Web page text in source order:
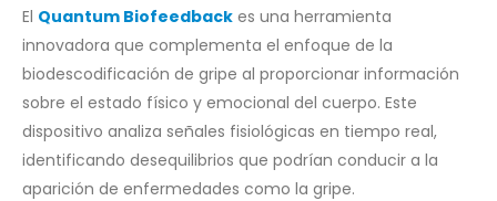
El Quantum Biofeedback es una herramienta
innovadora que complementa el enfoque de la
biodescodificación de gripe al proporcionar información
sobre el estado físico y emocional del cuerpo. Este
dispositivo analiza señales fisiológicas en tiempo real,
identificando desequilibrios que podrían conducir a la
aparición de enfermedades como la gripe.